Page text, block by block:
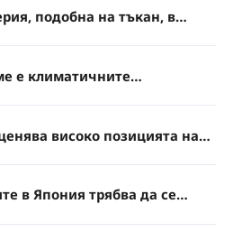
подобна на тъкан, в
е климатичните
високо позицията на
в Япония трябва да се
въпроси